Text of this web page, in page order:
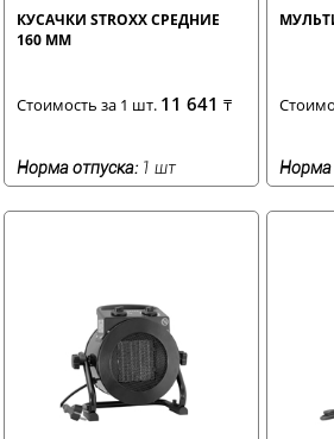
КУСАЧКИ STROXX СРЕДНИЕ
160 ММ
Стоимость за 1 шт. 11 641 ₸
Норма отпуска: 1 шт Норма